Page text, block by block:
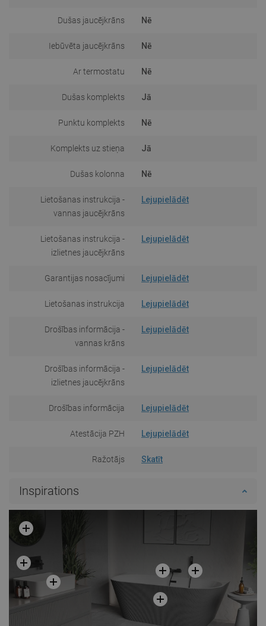
Dušas jaucējkrāns Nē
Iebūvēta jaucējkrāns Nē
Ar termostatu Nē
Dušas komplekts Jā
Punktu komplekts Nē
Komplekts uz stieņa Jā
Dušas kolonna Nē
Lietošanas instrukcija -
vannas jaucējkrāns
Lejupielādēt
Lietošanas instrukcija -
izlietnes jaucējkrāns
Lejupielādēt
Garantijas nosacījumi Lejupielādēt
Lietošanas instrukcija Lejupielādēt
Drošības informācija -
vannas krāns
Lejupielādēt
Drošības informācija -
izlietnes jaucējkrāns
Lejupielādēt
Drošības informācija Lejupielādēt
Atestācija PZH Lejupielādēt
Ražotājs Skatīt
Inspirations